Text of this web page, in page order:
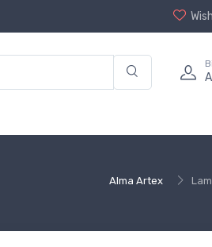
Alma Artex